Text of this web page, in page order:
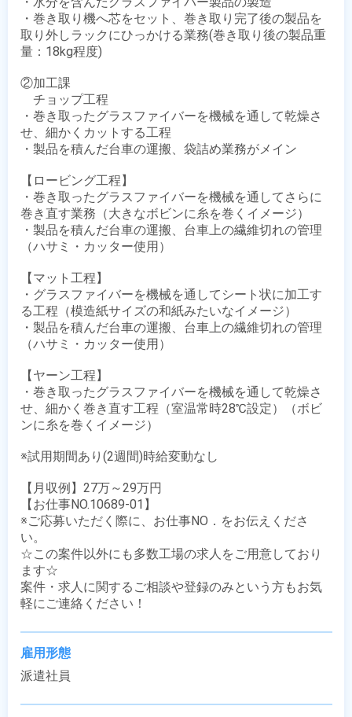
・巻き取り機へ芯をセット、巻き取り完了後の製品を
取り外しラックにひっかける業務(巻き取り後の製品重
量：18kg程度)
②加工課
チョップ工程
・巻き取ったグラスファイバーを機械を通して乾燥さ
せ、細かくカットする工程
・製品を積んだ台車の運搬、袋詰め業務がメイン
【ロービング工程】
・巻き取ったグラスファイバーを機械を通してさらに
巻き直す業務（大きなボビンに糸を巻くイメージ）
・製品を積んだ台車の運搬、台車上の繊維切れの管理
（ハサミ・カッター使用）
【マット工程】
・グラスファイバーを機械を通してシート状に加工す
る工程（模造紙サイズの和紙みたいなイメージ）
・製品を積んだ台車の運搬、台車上の繊維切れの管理
（ハサミ・カッター使用）
【ヤーン工程】
・巻き取ったグラスファイバーを機械を通して乾燥さ
せ、細かく巻き直す工程（室温常時28℃設定）（ボビ
ンに糸を巻くイメージ）
※試用期間あり(2週間)時給変動なし
【月収例】27万～29万円
【お仕事NO.10689-01】
※ご応募いただく際に、お仕事NO．をお伝えくださ
い。
☆この案件以外にも多数工場の求人をご用意しており
ます☆
案件・求人に関するご相談や登録のみという方もお気
軽にご連絡ください！
雇用形態
派遣社員